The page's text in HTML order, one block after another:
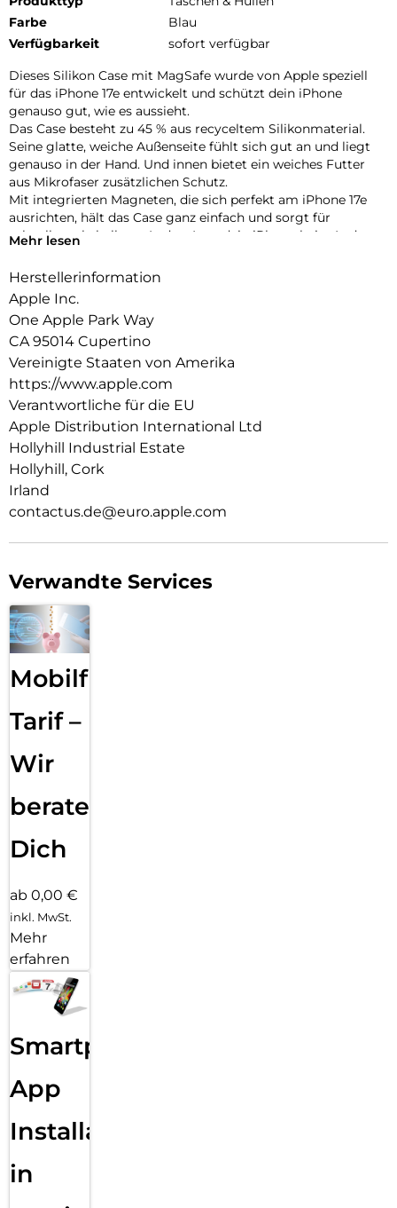
Farbe
Blau
Verfügbarkeit
sofort verfügbar
Dieses Silikon Case mit MagSafe wurde von Apple speziell
für das iPhone 17e entwickelt und schützt dein iPhone
genauso gut, wie es aussieht.
Das Case besteht zu 45 % aus recyceltem Silikon­material.
Seine glatte, weiche Außenseite fühlt sich gut an und liegt
genauso in der Hand. Und innen bietet ein weiches Futter
aus Mikro­faser zusätzlichen Schutz.
Mit integrierten Magneten, die sich perfekt am iPhone 17e
ausrichten, hält das Case ganz einfach und sorgt für
schnelleres kabelloses Laden. Lass dein iPhone beim Laden
leg es auf dein Qi2 zertifiziertes Ladegerät.
des Design‑ und Fertigungs­prozesses Tausende von
Teststunden. Deshalb sieht es nicht nur großartig aus,
sondern ist auch dafür gemacht, dein iPhone vor Kratzern
und bei Stürzen zu schützen.
Mehr lesen
Herstellerinformation
Apple Inc.
One Apple Park Way
CA 95014 Cupertino
Vereinigte Staaten von Amerika
https://www.apple.com
Verantwortliche für die EU
Apple Distribution International Ltd
Hollyhill Industrial Estate
Hollyhill, Cork
Irland
contactus.de@euro.apple.com
Verwandte Services
Mobilfunk
Tarif –
Wir
beraten
Dich
ab 0,00 €
inkl. MwSt.
Mehr
erfahren
Smartphone
App
Installation
in